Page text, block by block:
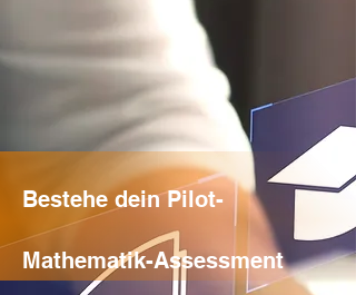
Bestehe dein Pilot-
Mathematik-Assessment